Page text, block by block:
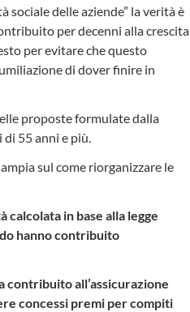
sociale delle aziende” la verità è
per decenni alla crescita
per evitare che questo
di dover finire in
proposte formulate dalla
di 55 anni e più.
sul come riorganizzare le
calcolata in base alla legge
hanno contribuito
contribuito all’assicurazione
concessi premi per compiti